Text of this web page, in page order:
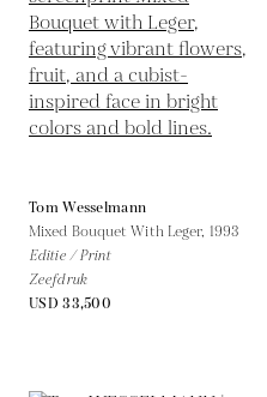
Tom Wesselmann
Mixed Bouquet With Leger, 1993
Editie / Print
Zeefdruk
USD 33,500